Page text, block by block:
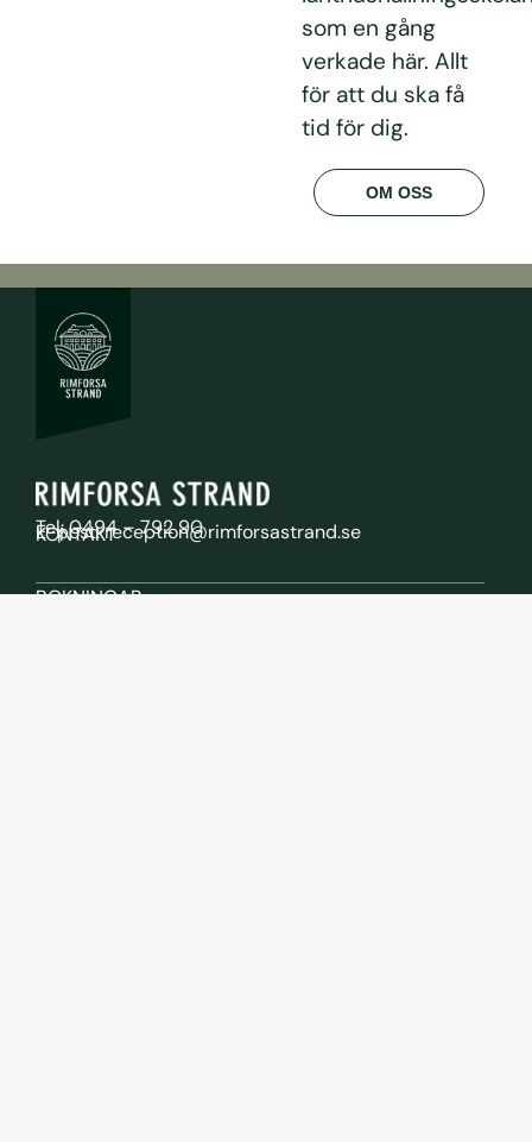
som en gång
verkade här. Allt
för att du ska få
tid för dig.
OM OSS
KONTAKT
Tel: 0494 – 792 90
E-post: reception@rimforsastrand.se
BOKNINGAR